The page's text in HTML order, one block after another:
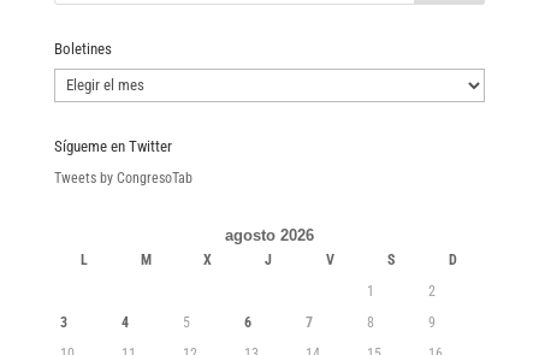
Boletines
Boletines
Sígueme en Twitter
Tweets by CongresoTab
agosto 2026
L M X J V S
D
1
2
3
4 5 6 7 8
9